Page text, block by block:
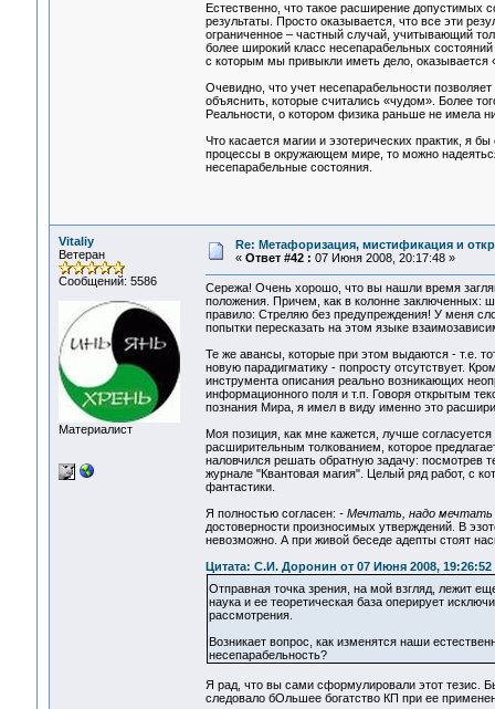
Естественно, что такое расширение допустимых
результаты. Просто оказывается, что все эти
ограниченное – частный случай, учитывающий
более широкий класс несепарабельных
с которым мы привыкли иметь дело,
Очевидно, что учет несепарабельности
объяснить, которые считались «чудом». Более
Реальности, о котором физика раньше не имела
Что касается магии и эзотерических практик, я
процессы в окружающем мире, то можно
несепарабельные состояния.
Vitaliy
Ветеран
Сообщений: 5586
Материалист
Re: Метафоризация, мистификация и
« Ответ #42 : 07 Июня 2008, 20:17:48 »
Сережа! Очень хорошо, что вы нашли время
положения. Причем, как в колонне заключенных:
правило: Стреляю без предупреждения! У меня
попытки пересказать на этом языке
Те же авансы, которые при этом выдаются - т.е.
новую парадигматику - попросту отсутствует.
инструмента описания реально возникающих
информационного поля и т.п. Говоря открытым
познания Мира, я имел в виду именно это
Моя позиция, как мне кажется, лучше
расширительным толкованием, которое
наловчился решать обратную задачу: посмотрев
журнале "Квантовая магия". Целый ряд работ, с
фантастики.
Я полностью согласен: - Мечтать, надо мечтать
достоверности произносимых утверждений. В
невозможно. А при живой беседе адепты стоят
Цитата: С.И. Доронин от 07 Июня 2008, 19:26:52
Отправная точка зрения, на мой взгляд, лежит
наука и ее теоретическая база оперирует
рассмотрения.
Возникает вопрос, как изменятся наши
несепарабельность?
Я рад, что вы сами сформулировали этот тезис.
следовало бОльшее богатство КП при ее